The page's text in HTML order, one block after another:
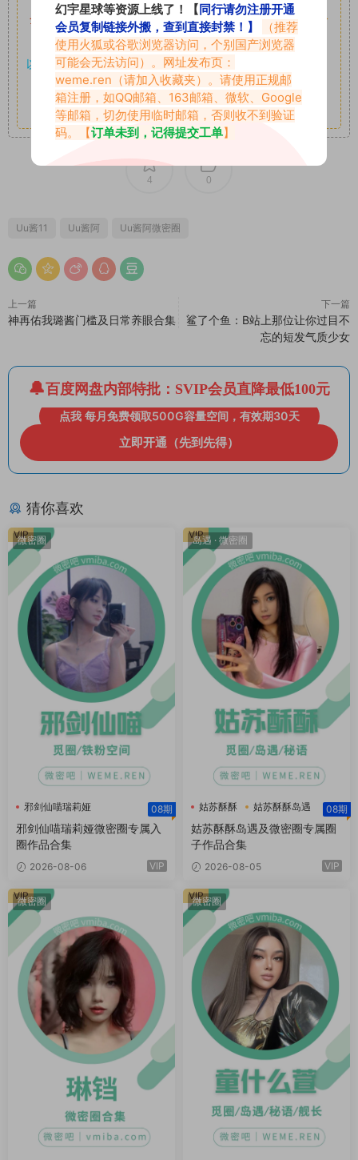
全站付费素材可提供补档服务“均有备份”，素材以主流网盘分
享。
以7z、7z分卷格式压缩，解压应下载对应的软件操作，
7-zip；安卓：zarchiver；苹果：解压专家
其它更多疑问请查看站内帮助中心！
4 0
Uu酱11 Uu酱阿 Uu酱阿微密圈
上一篇
神再佑我璐酱门槛及日常养眼合集
下一篇
鲨了个鱼：B站上那位让你过目不
忘的短发气质少女
百度网盘内部特批：SVIP会员直降最低100元
点我 每月免费领取500G容量空间，有效期30天
立即开通（先到先得）
猜你喜欢
微密圈
邪剑仙喵瑞莉娅
邪剑仙喵瑞莉娅微密圈
08期
邪剑仙喵瑞莉娅微密圈专属入
圈作品合集
2026-08-06 VIP
VIP 岛遇 · 微密圈
姑苏酥酥
姑苏酥酥岛遇
姑苏酥酥微密圈
08期
姑苏酥酥岛遇及微密圈专属圈
子作品合集
2026-08-05 VIP
VIP
微密圈
VIP 微密圈
VIP
幻宇星球等资源上线了！【同行请勿注册开通
会员复制链接外搬，查到直接封禁！】
（推荐
使用火狐或谷歌浏览器访问，个别国产浏览器
可能会无法访问）。网址发布页：
weme.ren （请加入收藏夹）。请使用正规邮
箱注册，如QQ邮箱、163邮箱、微软、Google
等邮箱，切勿使用临时邮箱，否则收不到验证
码。【订单未到，记得提交工单】